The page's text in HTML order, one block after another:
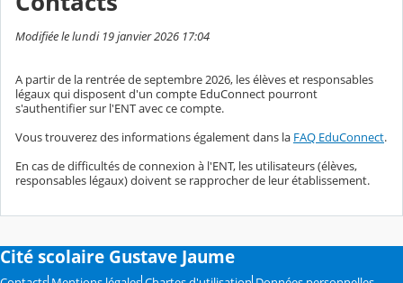
Modifiée le lundi 19 janvier 2026 17:04
A partir de la rentrée de septembre 2026, les élèves et responsables
légaux qui disposent d'un compte EduConnect pourront
s'authentifier sur l'ENT avec ce compte.
Vous trouverez des informations également dans la FAQ EduConnect.
En cas de difficultés de connexion à l'ENT, les utilisateurs (élèves,
responsables légaux) doivent se rapprocher de leur établissement.
Cité scolaire Gustave Jaume